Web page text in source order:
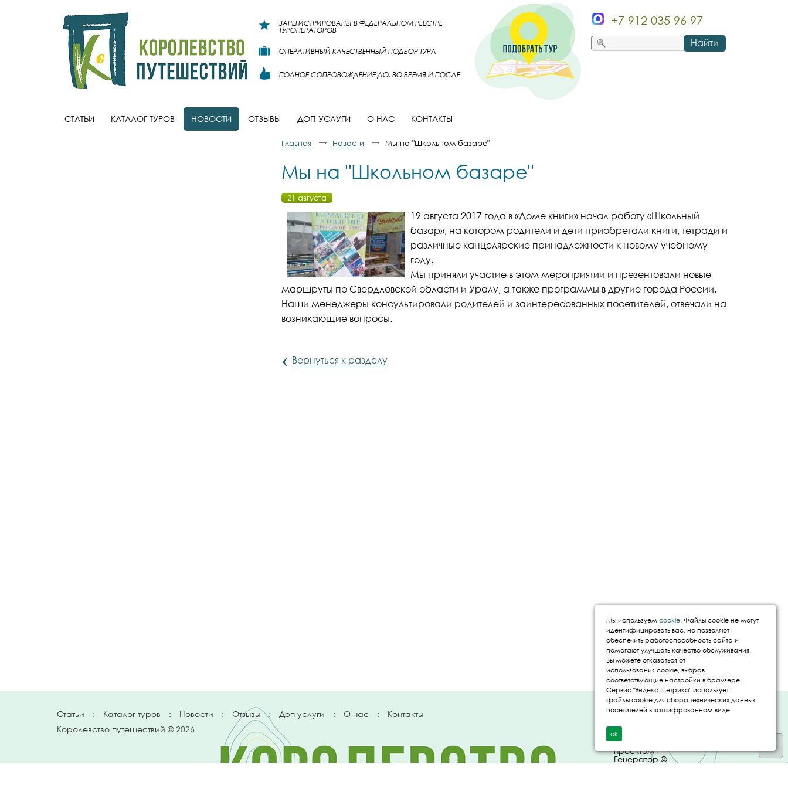
Найти
+7 912 035 96 97
ЗАРЕГИСТРИРОВАНЫ В ФЕДЕРАЛЬНОМ РЕЕСТРЕ
ТУРОПЕРАТОРОВ
ОПЕРАТИВНЫЙ КАЧЕСТВЕННЫЙ ПОДБОР ТУРА
ПОЛНОЕ СОПРОВОЖДЕНИЕ ДО, ВО ВРЕМЯ И ПОСЛЕ
СТАТЬИ КАТАЛОГ ТУРОВ НОВОСТИ ОТЗЫВЫ ДОП УСЛУГИ О НАС КОНТАКТЫ
Главная Новости Мы на "Школьном базаре"
Мы на "Школьном базаре"
21 августа
19 августа 2017 года в «Доме книги» начал работу «Школьный
базар», на котором родители и дети приобретали книги, тетради и
различные канцелярские принадлежности к новому учебному
году.
Мы приняли участие в этом мероприятии и презентовали новые
маршруты по Свердловской области и Уралу, а также программы в другие города России.
Наши менеджеры консультировали родителей и заинтересованных посетителей, отвечали на
возникающие вопросы.
‹ Вернуться к разделу
Статьи : Каталог туров : Новости : Отзывы : Доп услуги : О нас :
Контакты
Королевство путешествий © 2026
Создание и
- IT Panda ©
Управление
проектом -
Генератор ©
Мы используем cookie . Файлы cookie не могут
идентифицировать вас, но позволяют
обеспечить работоспособность сайта и
помогают улучшать качество обслуживания.
Вы можете отказаться от
использования cookie, выбрав
соответствующие настройки в браузере.
Сервис "Яндекс.Метрика" использует
файлы cookie для сбора технических данных
посетителей в зашифрованном виде.
ok